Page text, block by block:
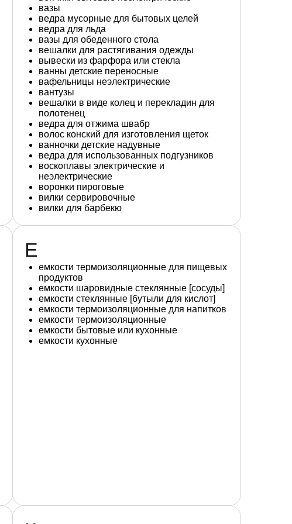
вазы
ведра мусорные для бытовых целей
ведра для льда
вазы для обеденного стола
вешалки для растягивания одежды
вывески из фарфора или стекла
ванны детские переносные
вафельницы неэлектрические
вантузы
вешалки в виде колец и перекладин для
полотенец
ведра для отжима швабр
волос конский для изготовления щеток
ванночки детские надувные
ведра для использованных подгузников
воскоплавы электрические и
неэлектрические
воронки пироговые
вилки сервировочные
вилки для барбекю
Е
емкости термоизоляционные для пищевых
продуктов
емкости шаровидные стеклянные [сосуды]
емкости стеклянные [бутыли для кислот]
емкости термоизоляционные для напитков
емкости термоизоляционные
емкости бытовые или кухонные
емкости кухонные